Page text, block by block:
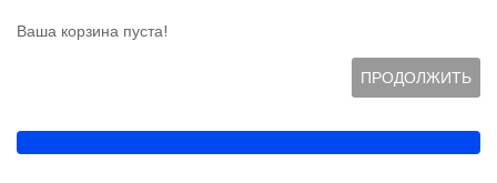
Ваша корзина пуста!
ПРОДОЛЖИТЬ